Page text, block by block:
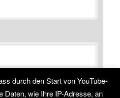
Website in diesem Browser
speichern.
durch den Start von YouTube-
Daten, wie Ihre IP-Adresse, an